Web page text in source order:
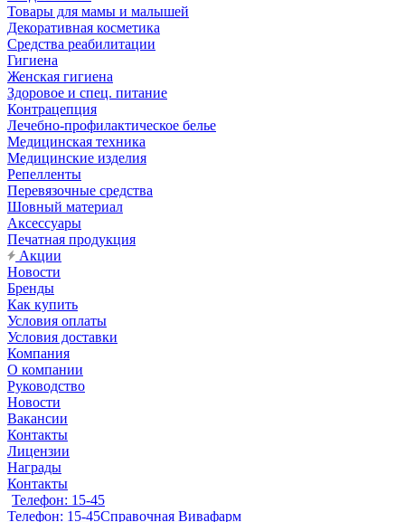
Товары для мамы и малышей
Декоративная косметика
Средства реабилитации
Гигиена
Женская гигиена
Здоровое и спец. питание
Контрацепция
Лечебно-профилактическое белье
Медицинская техника
Медицинские изделия
Репелленты
Перевязочные средства
Шовный материал
Аксессуары
Печатная продукция
Акции
Новости
Бренды
Как купить
Условия оплаты
Условия доставки
Компания
О компании
Руководство
Новости
Вакансии
Контакты
Лицензии
Награды
Контакты
Телефон: 15-45
Телефон: 15-45Справочная Вивафарм